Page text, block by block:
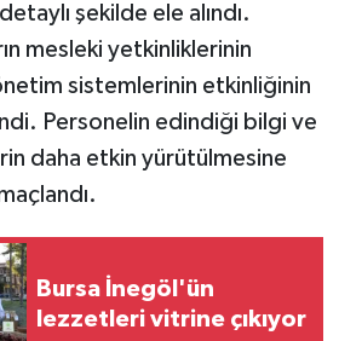
şekilde ele alındı.
mesleki yetkinliklerinin
sistemlerinin etkinliğinin
Personelin edindiği bilgi ve
daha etkin yürütülmesine
Bursa İnegöl'ün
lezzetleri vitrine çıkıyor